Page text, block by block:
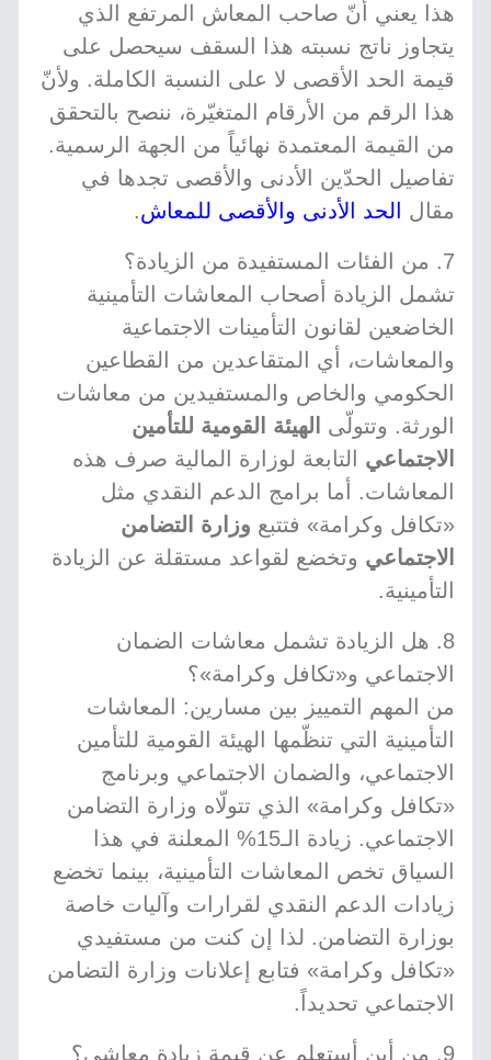
هذا يعني أنّ صاحب المعاش المرتفع الذي
يتجاوز ناتج نسبته هذا السقف سيحصل على
قيمة الحد الأقصى لا على النسبة الكاملة. ولأنّ
هذا الرقم من الأرقام المتغيّرة، ننصح بالتحقق
من القيمة المعتمدة نهائياً من الجهة الرسمية.
تفاصيل الحدّين الأدنى والأقصى تجدها في
مقال
الحد الأدنى والأقصى للمعاش.
7. من الفئات المستفيدة من الزيادة؟
تشمل الزيادة أصحاب المعاشات التأمينية
الخاضعين لقانون التأمينات الاجتماعية
والمعاشات، أي المتقاعدين من القطاعين
الحكومي والخاص والمستفيدين من معاشات
الورثة. وتتولّى
الهيئة القومية للتأمين
الاجتماعي التابعة لوزارة المالية صرف هذه
المعاشات. أما برامج الدعم النقدي مثل
«تكافل وكرامة» فتتبع وزارة التضامن
الاجتماعي وتخضع لقواعد مستقلة عن الزيادة
التأمينية.
8. هل الزيادة تشمل معاشات الضمان
الاجتماعي و«تكافل وكرامة»؟
من المهم التمييز بين مسارين: المعاشات
التأمينية التي تنظّمها الهيئة القومية للتأمين
الاجتماعي، والضمان الاجتماعي وبرنامج
«تكافل وكرامة» الذي تتولّاه وزارة التضامن
الاجتماعي. زيادة الـ15% المعلنة في هذا
السياق تخص المعاشات التأمينية، بينما تخضع
زيادات الدعم النقدي لقرارات وآليات خاصة
بوزارة التضامن. لذا إن كنت من مستفيدي
«تكافل وكرامة» فتابع إعلانات وزارة التضامن
الاجتماعي تحديداً.
9. من أين أستعلم عن قيمة زيادة معاشي؟